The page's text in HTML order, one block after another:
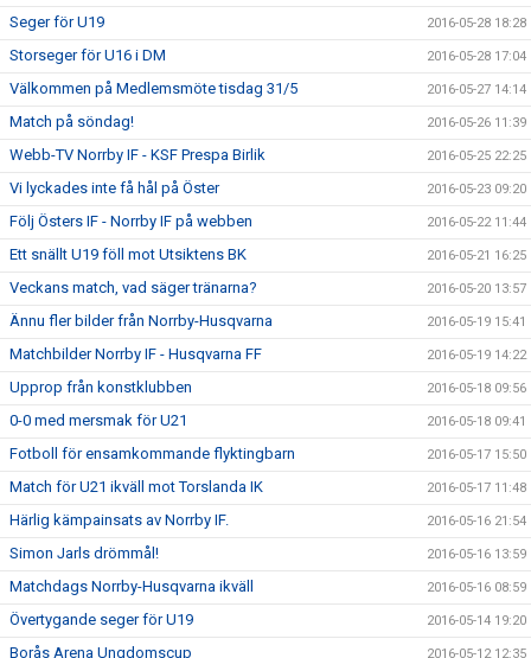
Seger för U19 2016-05-28 18:28
Storseger för U16 i DM 2016-05-28 17:04
Välkommen på Medlemsmöte tisdag 31/5 2016-05-27 14:14
Match på söndag! 2016-05-26 11:39
Webb-TV Norrby IF - KSF Prespa Birlik 2016-05-25 22:25
Vi lyckades inte få hål på Öster 2016-05-23 09:20
Följ Östers IF - Norrby IF på webben 2016-05-22 11:44
Ett snällt U19 föll mot Utsiktens BK 2016-05-21 16:25
Veckans match, vad säger tränarna? 2016-05-20 13:57
Ännu fler bilder från Norrby-Husqvarna 2016-05-19 15:41
Matchbilder Norrby IF - Husqvarna FF 2016-05-19 14:22
Upprop från konstklubben 2016-05-18 09:56
0-0 med mersmak för U21 2016-05-18 09:41
Fotboll för ensamkommande flyktingbarn 2016-05-17 15:50
Match för U21 ikväll mot Torslanda IK 2016-05-17 11:48
Härlig kämpainsats av Norrby IF. 2016-05-16 21:54
Simon Jarls drömmål! 2016-05-16 13:59
Matchdags Norrby-Husqvarna ikväll 2016-05-16 08:59
Övertygande seger för U19 2016-05-14 19:20
Borås Arena Ungdomscup 2016-05-12 12:35